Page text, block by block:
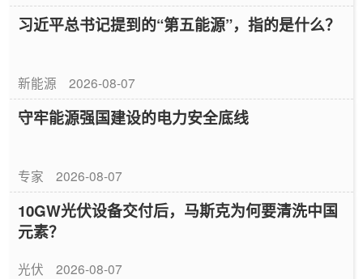
习近平总书记提到的“第五能源”，指的是什么？
新能源 2026-08-07
守牢能源强国建设的电力安全底线
专家 2026-08-07
10GW光伏设备交付后，马斯克为何要清洗中国
元素？
光伏 2026-08-07